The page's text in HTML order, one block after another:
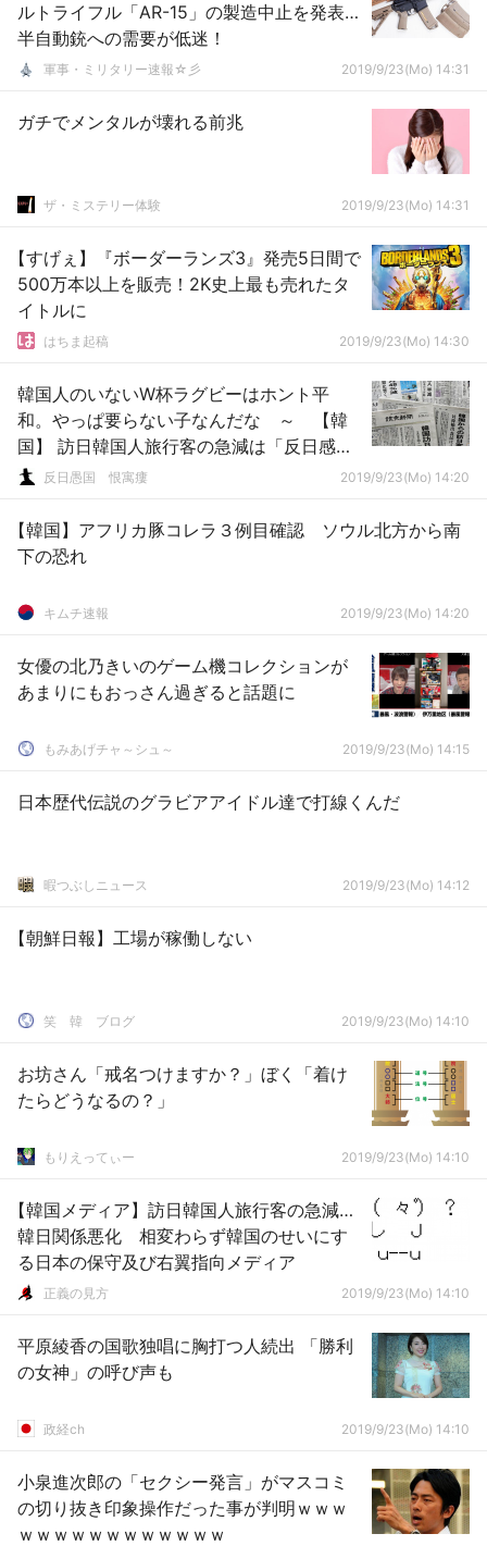
ルトライフル「AR-15」の製造中止を発表…
半自動銃への需要が低迷！
軍事・ミリタリー速報☆彡 2019/9/23(Mo) 14:31
ガチでメンタルが壊れる前兆
ザ・ミステリー体験 2019/9/23(Mo) 14:31
【すげぇ】『ボーダーランズ3』発売5日間で
500万本以上を販売！2K史上最も売れたタ
イトルに
はちま起稿 2019/9/23(Mo) 14:30
韓国人のいないW杯ラグビーはホント平
和。やっぱ要らない子なんだな ～ 【韓
国】 訪日韓国人旅行客の急減は「反日感情
のせい」…相変わらず韓国のせいにする日本
反日愚国 恨寓瘻 2019/9/23(Mo) 14:20
【韓国】アフリカ豚コレラ３例目確認 ソウル北方から南
下の恐れ
キムチ速報 2019/9/23(Mo) 14:20
女優の北乃きいのゲーム機コレクションが
あまりにもおっさん過ぎると話題に
もみあげチャ～シュ～ 2019/9/23(Mo) 14:15
日本歴代伝説のグラビアアイドル達で打線くんだ
暇つぶしニュース 2019/9/23(Mo) 14:12
【朝鮮日報】工場が稼働しない
笑 韓 ブログ 2019/9/23(Mo) 14:10
お坊さん「戒名つけますか？」ぼく「着け
たらどうなるの？」
もりえってぃー 2019/9/23(Mo) 14:10
【韓国メディア】訪日韓国人旅行客の急減…
韓日関係悪化 相変わらず韓国のせいにす
る日本の保守及び右翼指向メディア
正義の見方 2019/9/23(Mo) 14:10
平原綾香の国歌独唱に胸打つ人続出 「勝利
の女神」の呼び声も
政経ch 2019/9/23(Mo) 14:10
小泉進次郎の「セクシー発言」がマスコミ
の切り抜き印象操作だった事が判明ｗｗｗ
ｗｗｗｗｗｗｗｗｗｗｗｗ